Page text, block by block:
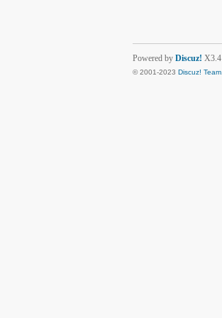
Powered by Discuz! X3.4
© 2001-2023 Discuz! Team